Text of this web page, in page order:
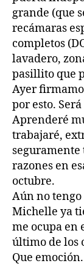
grande (que
recámaras
completos
lavadero,
pasillito que
Ayer
por esto.
Aprenderé
trabajaré,
razones en
octubre.
Aún no
Michelle ya
me ocupa en
último de los
Que emoción.